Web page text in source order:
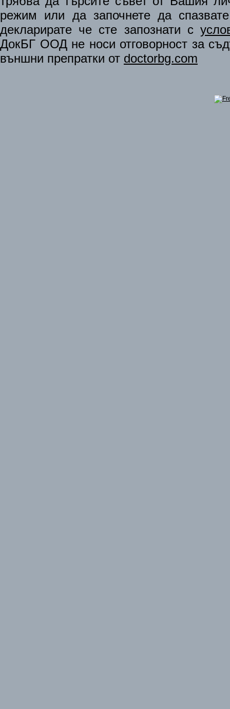
режим или да започнете да
декларирате че сте запознати с
ДокБГ ООД не носи отговорност за
външни препратки от doctorbg.com